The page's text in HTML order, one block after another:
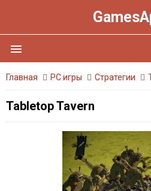
menu
Главная PC игры Стратегии
Tabletop Tavern